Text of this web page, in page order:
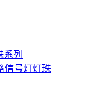
系列
信号灯灯珠